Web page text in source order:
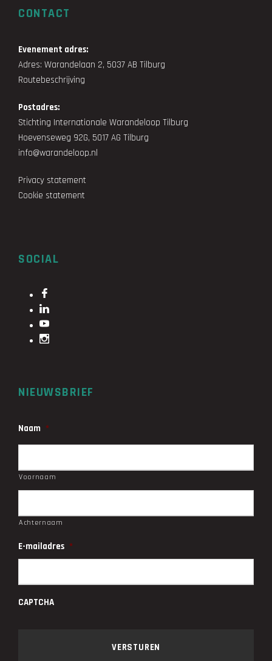
CONTACT
Evenement adres:
Adres: Warandelaan 2, 5037 AB Tilburg
Routebeschrijving
Postadres:
Stichting Internationale Warandeloop Tilburg
Hoevenseweg 92G, 5017 AG Tilburg
info@warandeloop.nl
Privacy statement
Cookie statement
SOCIAL
NIEUWSBRIEF
Naam *
Voornaam
Achternaam
E-mailadres *
CAPTCHA